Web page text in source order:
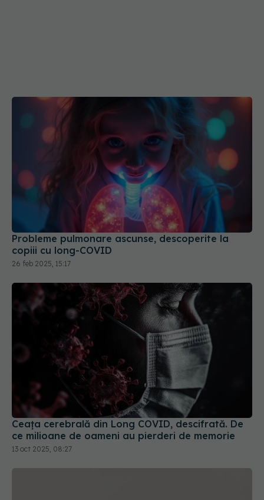
Probleme pulmonare ascunse, descoperite la
copiii cu long-COVID
26 feb 2025, 15:17
Ceața cerebrală din Long COVID, descifrată. De
ce milioane de oameni au pierderi de memorie
13 oct 2025, 08:27